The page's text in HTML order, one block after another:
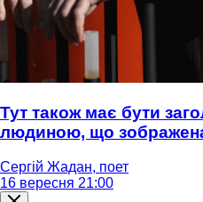
Тут також має бути
людиною, що
Сергій Жадан, поет
16 вересня 21:00